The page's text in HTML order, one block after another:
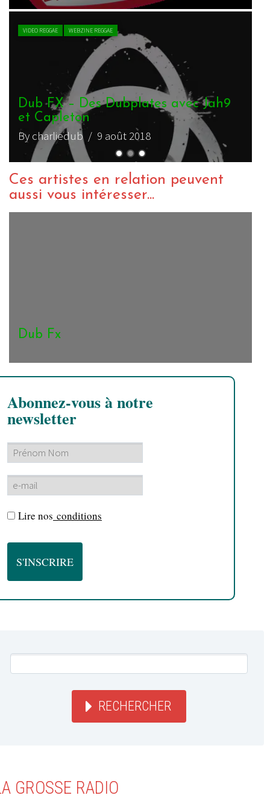
VIDEO REGGAE WEBZINE REGGAE
Dub FX – Des Dubplates avec Jah9
et Capleton
By charliedub/ 9 août 2018
Ces artistes en relation peuvent
aussi vous intéresser...
Dub Fx
Abonnez-vous à notre
newsletter
Lire nos conditions
RECHERCHER
GROSSE RADIO